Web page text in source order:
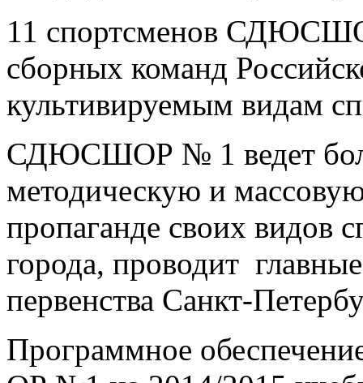
11 спортсменов
сборных команд
культивируемым видам
СДЮСШОР № 1 ведет
методическую и
пропаганде своих видов
города, проводит
первенства Санкт-
Программное